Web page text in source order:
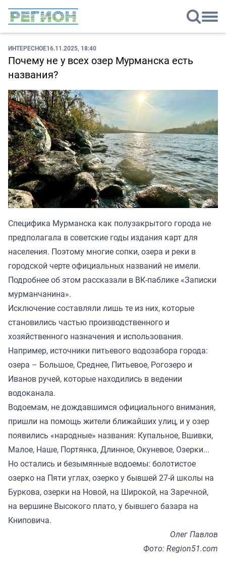
ИНТЕРЕСНОЕ16.11.2025, 18:40
Почему не у всех озер Мурманска есть
названия?
Специфика Мурманска как полузакрытого города не
предполагала в советские годы издания карт для
населения. Поэтому многие сопки, озера и реки в
городской черте официальных названий не имели.
Подробнее об этом рассказали в ВК-паблике «Записки
мурманчанина».
Исключение составляли лишь те из них, которые
становились частью производственного и
хозяйственного назначения и использования.
Например, источники питьевого водозабора города:
озера – Большое, Среднее, Питьевое, Рогозеро и
Иванов ручей, которые находились в ведении
водоканала.
Водоемам, не дождавшимся официального внимания,
пришли на помощь жители ближайших улиц, и у озер
появились «народные» названия: Купальное, Вшивки,
Малое, Наше, Портянка, Длинное, Окуневое, Озерки...
Но остались и безымянные водоемы: болотистое
озерко на Пяти углах, озерко у бывшей 27-й школы на
Буркова, озерки на Новой, на Широкой, на Заречной,
на вершине Высокого плато, у бывшего базара на
Книповича.
Олег Павлов
Фото: Region51.com